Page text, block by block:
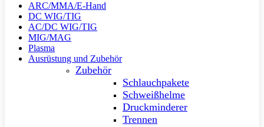
ARC/MMA/E-Hand
DC WIG/TIG
AC/DC WIG/TIG
MIG/MAG
Plasma
Ausrüstung und Zubehör
Zubehör
Schlauchpakete
Schweißhelme
Druckminderer
Trennen